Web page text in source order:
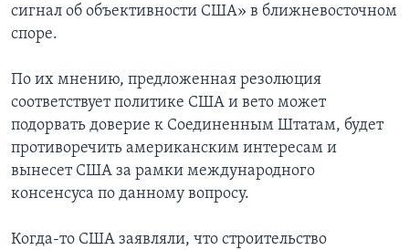
сигнал об объективности США» в ближневосточном
споре.
По их мнению, предложенная резолюция
соответствует политике США и вето может
подорвать доверие к Соединенным Штатам, будет
противоречить американским интересам и
вынесет США за рамки международного
консенсуса по данному вопросу.
Когда-то США заявляли, что строительство